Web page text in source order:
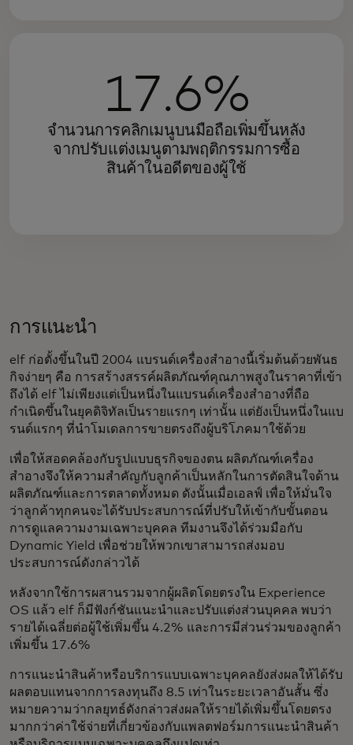
17.6%
จำนวนการคลิกเมนูบนมือถือเพิ่มขึ้นหลัง
จากปรับแต่งเมนูตามพฤติกรรมการซื้อ
สินค้าในอดีตของผู้ใช้
การแนะนำ
elf ก่อตั้งขึ้นในปี 2004 แบรนด์เครื่องสำอางนี้เริ่มต้นด้วยพันธ
กิจง่ายๆ คือ การสร้างสรรค์ผลิตภัณฑ์คุณภาพสูงในราคาที่เข้า
ถึงได้ elf ไม่เพียงแต่เป็นหนึ่งในแบรนด์เครื่องสำอางที่ถือ
กำเนิดขึ้นในยุคดิจิทัลเป็นรายแรกๆ เท่านั้น แต่ยังเป็นหนึ่งในแบ
รนด์แรกๆ ที่นำโมเดลการขายตรงถึงผู้บริโภคมาใช้ด้วย
เพื่อให้สอดคล้องกับรูปแบบธุรกิจของตน ผลิตภัณฑ์เครื่อง
สำอางจึงให้ความสำคัญกับลูกค้าเป็นหลักในการตัดสินใจด้าน
ผลิตภัณฑ์และการตลาดทั้งหมด ดังนั้นเมื่อเอลฟ์ เพื่อให้มั่นใจ
ว่าลูกค้าทุกคนจะได้รับประสบการณ์ที่ปรับให้เข้ากับขั้นตอน
การดูแลความงามเฉพาะบุคคล ทีมงานจึงได้ร่วมมือกับ
Dynamic Yield เพื่อช่วยให้พวกเขาสามารถส่งมอบ
ประสบการณ์ดังกล่าวได้
หลังจากใช้การผสานรวมจากผู้ผลิตโดยตรงใน Experience
OS แล้ว elf ก็มีฟังก์ชันแนะนำและปรับแต่งส่วนบุคคล พบว่า
รายได้เฉลี่ยต่อผู้ใช้เพิ่มขึ้น 4.2% และการมีส่วนร่วมของลูกค้า
เพิ่มขึ้น 17.6%
การแนะนำสินค้าหรือบริการแบบเฉพาะบุคคลยังส่งผลให้ได้รับ
ผลตอบแทนจากการลงทุนถึง 8.5 เท่าในระยะเวลาอันสั้น ซึ่ง
หมายความว่ากลยุทธ์ดังกล่าวส่งผลให้รายได้เพิ่มขึ้นโดยตรง
มากกว่าค่าใช้จ่ายที่เกี่ยวข้องกับแพลตฟอร์มการแนะนำสินค้า